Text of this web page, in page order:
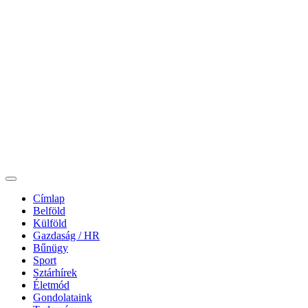
Címlap
Belföld
Külföld
Gazdaság / HR
Bűnügy
Sport
Sztárhírek
Életmód
Gondolataink